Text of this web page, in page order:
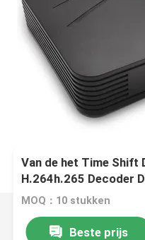
Van de het Time Shift
H.264h.265 Decoder
MOQ：10 stukken
Beste prijs